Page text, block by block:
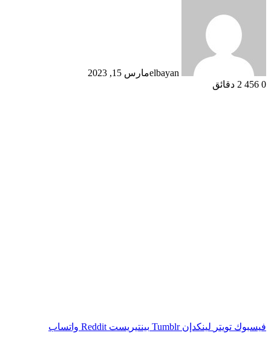
elbayanمارس 15, 2023
0
2 دقائق
فيسبوك تويتر لينكدإن بينتيريست واتساب